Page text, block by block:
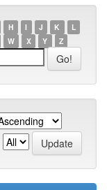
H I J K
L
W X Y Z